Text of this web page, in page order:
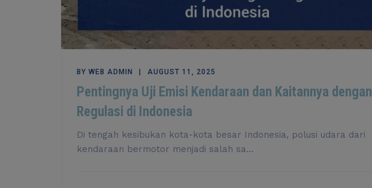
BY WEB ADMIN AUGUST 11, 2025
Pentingnya Uji Emisi Kendaraan dan Kaitannya dengan
Regulasi di Indonesia
Di tengah kesibukan kota-kota besar Indonesia, polusi udara dari
kendaraan bermotor menjadi salah sa...